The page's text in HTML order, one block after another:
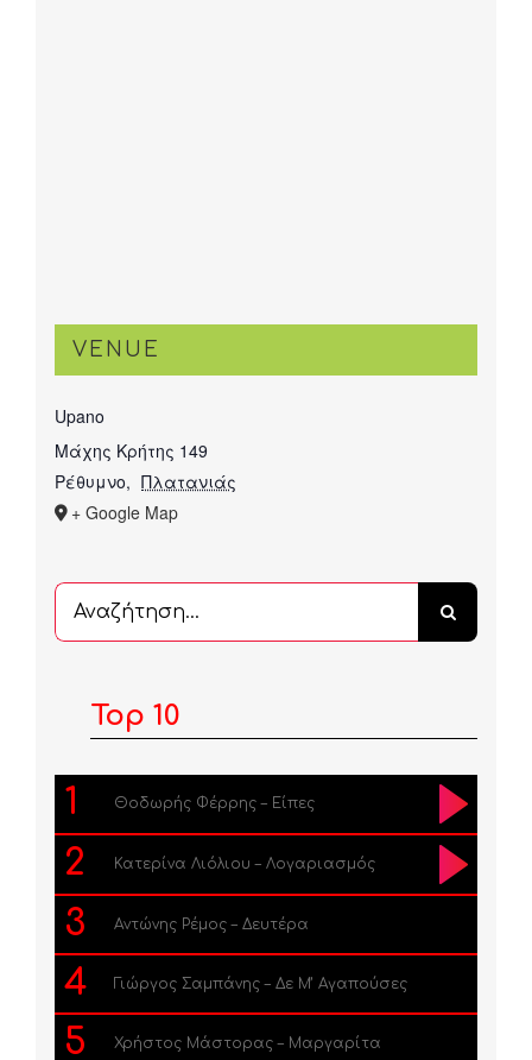
VENUE
Upano
Μάχης Κρήτης 149
Ρέθυμνο, Πλατανιάς
+ Google Map
Αναζήτηση
...
Top 10
1 Θοδωρής Φέρρης – Είπες
2 Κατερίνα Λιόλιου – Λογαριασμός
3 Αντώνης Ρέμος – Δευτέρα
4 Γιώργος Σαμπάνης – Δε Μ’ Αγαπούσες
5 Χρήστος Μάστορας – Μαργαρίτα